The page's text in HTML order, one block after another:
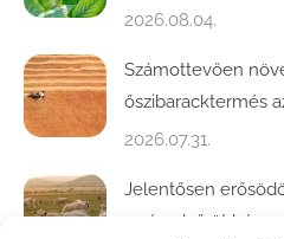
2026.08.04.
Számottevően
őszibaracktermés
2026.07.31.
Jelentősen
az év első öt